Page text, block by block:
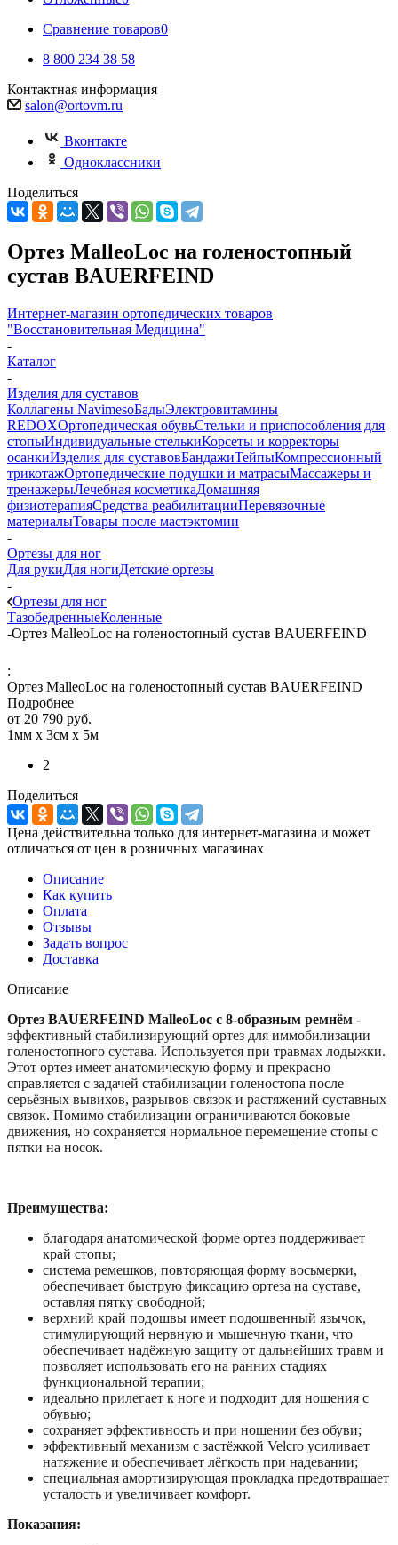
Сравнение товаров0
8 800 234 38 58
Контактная информация
salon@ortovm.ru
Вконтакте
Одноклассники
Поделиться
Ортез MalleoLoc на голеностопный
сустав BAUERFEIND
Интернет-магазин ортопедических товаров
"Восстановительная Медицина"
-
Каталог
-
Изделия для суставов
Коллагены NavimesoБадыЭлектровитамины
REDOXОртопедическая обувьСтельки и приспособления для
стопыИндивидуальные стелькиКорсеты и корректоры
осанкиИзделия для суставовБандажиТейпыКомпрессионный
трикотажОртопедические подушки и матрасыМассажеры и
тренажерыЛечебная косметикаДомашняя
физиотерапияСредства реабилитацииПеревязочные
материалыТовары после мастэктомии
-
Ортезы для ног
Для рукиДля ногиДетские ортезы
-
Ортезы для ног
ТазобедренныеКоленные
-Ортез MalleoLoc на голеностопный сустав BAUERFEIND
:
Ортез MalleoLoc на голеностопный сустав BAUERFEIND
Подробнее
от 20 790 руб.
1мм х 3см х 5м
2
Поделиться
Цена действительна только для интернет-магазина и может
отличаться от цен в розничных магазинах
Описание
Как купить
Оплата
Отзывы
Задать вопрос
Доставка
Описание
Ортез BAUERFEIND MalleoLoc с 8-образным ремнём -
эффективный стабилизирующий ортез для иммобилизации
голеностопного сустава. Используется при травмах лодыжки.
Этот ортез имеет анатомическую форму и прекрасно
справляется с задачей стабилизации голеностопа после
серьёзных вывихов, разрывов связок и растяжений суставных
связок. Помимо стабилизации ограничиваются боковые
движения, но сохраняется нормальное перемещение стопы с
пятки на носок.
Преимущества:
благодаря анатомической форме ортез поддерживает
край стопы;
система ремешков, повторяющая форму восьмерки,
обеспечивает быструю фиксацию ортеза на суставе,
оставляя пятку свободной;
верхний край подошвы имеет подошвенный язычок,
стимулирующий нервную и мышечную ткани, что
обеспечивает надёжную защиту от дальнейших травм и
позволяет использовать его на ранних стадиях
функциональной терапии;
идеально прилегает к ноге и подходит для ношения с
обувью;
сохраняет эффективность и при ношении без обуви;
эффективный механизм с застёжкой Velcro усиливает
натяжение и обеспечивает лёгкость при надевании;
специальная амортизирующая прокладка предотвращает
усталость и увеличивает комфорт.
Показания: